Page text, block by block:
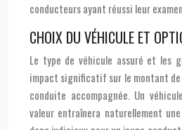
conducteurs ayant réussi leur
CHOIX DU VÉHICULE ET
Le type de véhicule assuré et les
impact significatif sur le montant de
conduite accompagnée. Un
valeur entraînera naturellement